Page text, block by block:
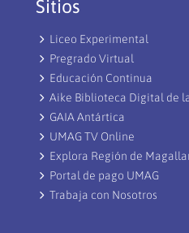
Sitios
Liceo Experimental
Pregrado Virtual
Educación Continua
Aike Biblioteca Digital de
GAIA Antártica
UMAG TV Online
Explora Región de
Portal de pago UMAG
Trabaja con Nosotros